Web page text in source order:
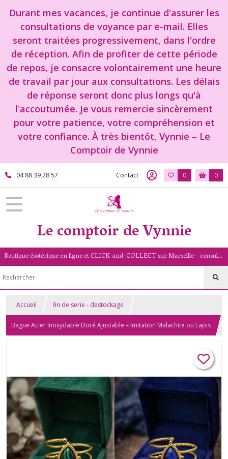
Durant mes vacances, je continue d'assurer les
consultations de voyance par e-mail. Elles
seront traitées progressivement, dans l'ordre
de réception. Afin de profiter de cette période
de repos, je consacre volontairement une heure
de travail par jour aux consultations. Les délais
de réponse seront donc plus longs qu'à
l'accoutumée. Je vous remercie sincèrement
pour votre patience, votre compréhension et
votre confiance. À très bientôt, Vynnie – Le
Comptoir de Vynnie
04 88 39 28 57 Contact 0 0
Le comptoir de Vynnie
Boutique ésotérique en ligne et CLICK-and-COLLECT sur Marseille - consultation de voyance par mail - livret numérologique (13/PACA)
Accueil fin de serie - destockage
Bague Acier Inoxydable Doré Ajustable – Imitation Malachite ou Lapis